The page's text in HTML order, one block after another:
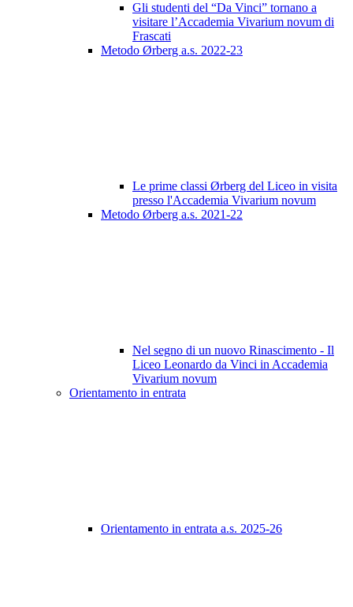
Gli studenti del “Da Vinci” tornano a
visitare l’Accademia Vivarium novum di
Frascati
Metodo Ørberg a.s. 2022-23
Le prime classi Ørberg del Liceo in visita
presso l'Accademia Vivarium novum
Metodo Ørberg a.s. 2021-22
Nel segno di un nuovo Rinascimento - Il
Liceo Leonardo da Vinci in Accademia
Vivarium novum
Orientamento in entrata
Orientamento in entrata a.s. 2025-26